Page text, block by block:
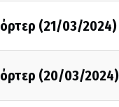
(21/03/2024)
(20/03/2024)